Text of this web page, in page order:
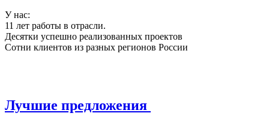
У нас:
11 лет работы в отрасли.
Десятки успешно реализованных проектов
Сотни клиентов из разных регионов России
Лучшие предложения